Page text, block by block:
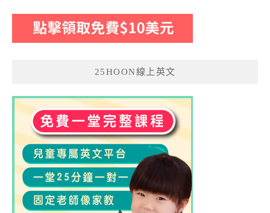
25HOON線上英文